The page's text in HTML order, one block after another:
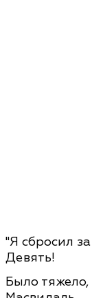
"Я сбросил
Девять!
Было